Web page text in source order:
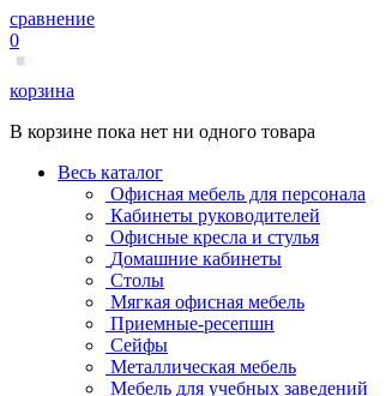
сравнение
0
корзина
В корзине пока нет ни одного товара
Весь каталог
Офисная мебель для персонала
Кабинеты руководителей
Офисные кресла и стулья
Домашние кабинеты
Столы
Мягкая офисная мебель
Приемные-ресепшн
Сейфы
Металлическая мебель
Мебель для учебных заведений